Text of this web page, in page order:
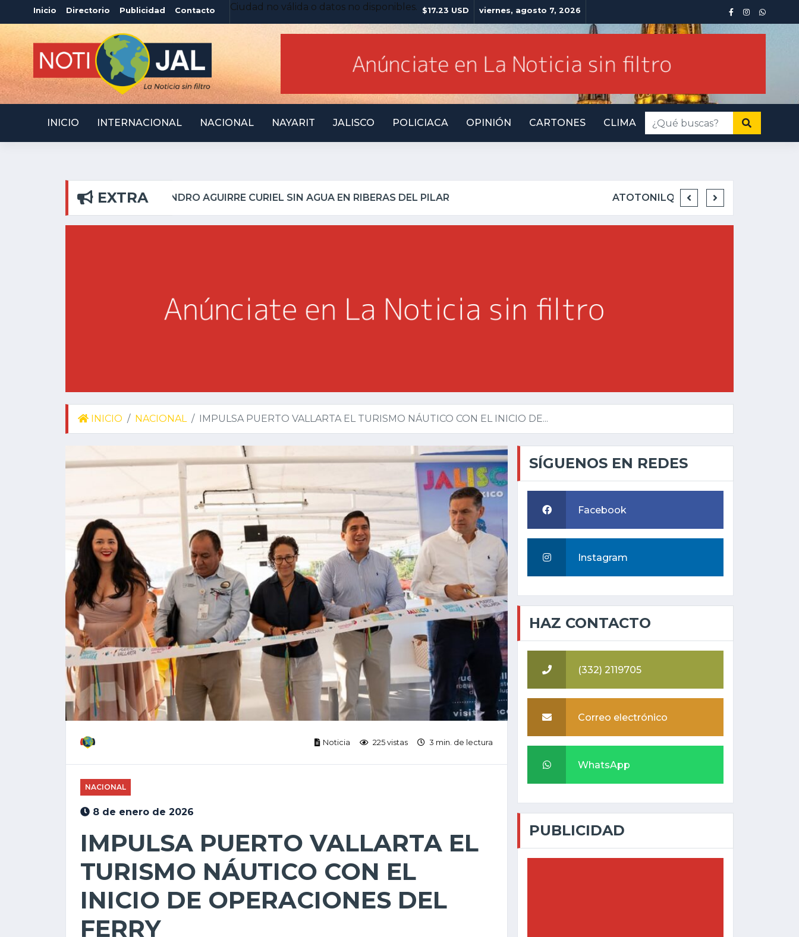
Inicio Directorio Publicidad Contacto Ciudad no válida o datos no disponibles. $17.23 USD viernes, agosto 7, 2026
INICIO INTERNACIONAL NACIONAL NAYARIT JALISCO POLICIACA OPINIÓN CARTONES CLIMA
EXTRA ATOTONILQUILLO INSEGURO Y AL VIRREY NO LE IMPORTA INMINENTE
INICIO NACIONAL IMPULSA PUERTO VALLARTA EL TURISMO NÁUTICO CON EL INICIO DE...
Noticia 225 vistas 3 min. de lectura
NACIONAL
8 de enero de 2026
IMPULSA PUERTO VALLARTA EL
TURISMO NÁUTICO CON EL
INICIO DE OPERACIONES DEL
FERRY
SÍGUENOS EN REDES
Facebook
Instagram
HAZ CONTACTO
(332) 2119705
Correo electrónico
WhatsApp
PUBLICIDAD